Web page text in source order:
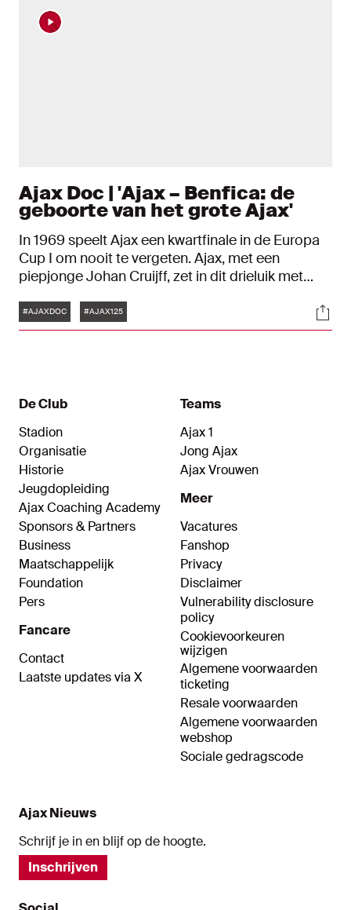
Ajax Doc | 'Ajax – Benfica: de
geboorte van het grote Ajax'
In 1969 speelt Ajax een kwartfinale in de Europa
Cup I om nooit te vergeten. Ajax, met een
piepjonge Johan Cruijff, zet in dit drieluik met
top. Twee hoofdrolspelers van toen halen
herinneringen op: 'mister Ajax' Sjaak Swart en
Tags
#AJAXDOC #AJAX125
De Club
Stadion
Organisatie
Historie
Jeugdopleiding
Ajax Coaching Academy
Sponsors & Partners
Business
Maatschappelijk
Foundation
Pers
Fancare
Contact
Laatste updates via X
Teams
Ajax 1
Jong Ajax
Ajax Vrouwen
Meer
Vacatures
Fanshop
Privacy
Disclaimer
Vulnerability disclosure
policy
Cookievoorkeuren
wijzigen
Algemene voorwaarden
ticketing
Resale voorwaarden
Algemene voorwaarden
webshop
Sociale gedragscode
Ajax Nieuws
Schrijf je in en blijf op de hoogte.
Inschrijven